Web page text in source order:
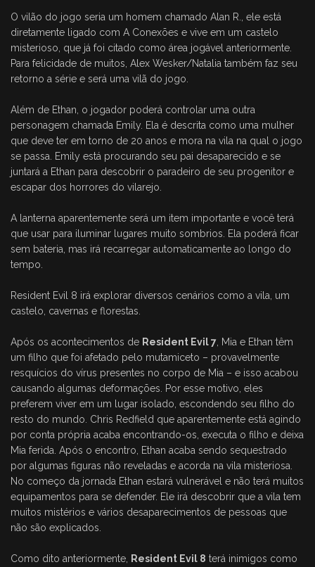
O vilão do jogo seria um homem chamado Alan R., ele está
diretamente ligado com A Conexões e vive em um castelo
misterioso, que já foi citado como área jogável anteriormente.
Para felicidade de muitos, Alex Wesker/Natalia também faz seu
retorno a série e será uma vilã do jogo.
Além de Ethan, o jogador poderá controlar uma outra
personagem chamada Emily. Ela é descrita como uma mulher
que deve ter em torno de 20 anos e mora na vila na qual o jogo
se passa. Emily está procurando seu pai desaparecido e se
juntará a Ethan para descobrir o paradeiro de seu progenitor e
escapar dos horrores do vilarejo.
A lanterna aparentemente será um item importante e você terá
que usar para iluminar lugares muito sombrios. Ela poderá ficar
sem bateria, mas irá recarregar automaticamente ao longo do
tempo.
Resident Evil 8 irá explorar diversos cenários como a vila, um
castelo, cavernas e florestas.
Após os acontecimentos de Resident Evil 7 , Mia e Ethan têm
um filho que foi afetado pelo mutamiceto – provavelmente
resquícios do vírus presentes no corpo de Mia – e isso acabou
causando algumas deformações. Por esse motivo, eles
preferem viver em um lugar isolado, escondendo seu filho do
resto do mundo. Chris Redfield que aparentemente está agindo
por conta própria acaba encontrando-os, executa o filho e deixa
Mia ferida. Após o encontro, Ethan acaba sendo sequestrado
por algumas figuras não reveladas e acorda na vila misteriosa.
No começo da jornada Ethan estará vulnerável e não terá muitos
equipamentos para se defender. Ele irá descobrir que a vila tem
muitos mistérios e vários desaparecimentos de pessoas que
não são explicados.
Como dito anteriormente, Resident Evil 8 terá inimigos como